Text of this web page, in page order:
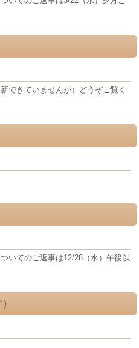
できていませんが）どうぞご覧く
いてのご返事は12/28（水）午後以